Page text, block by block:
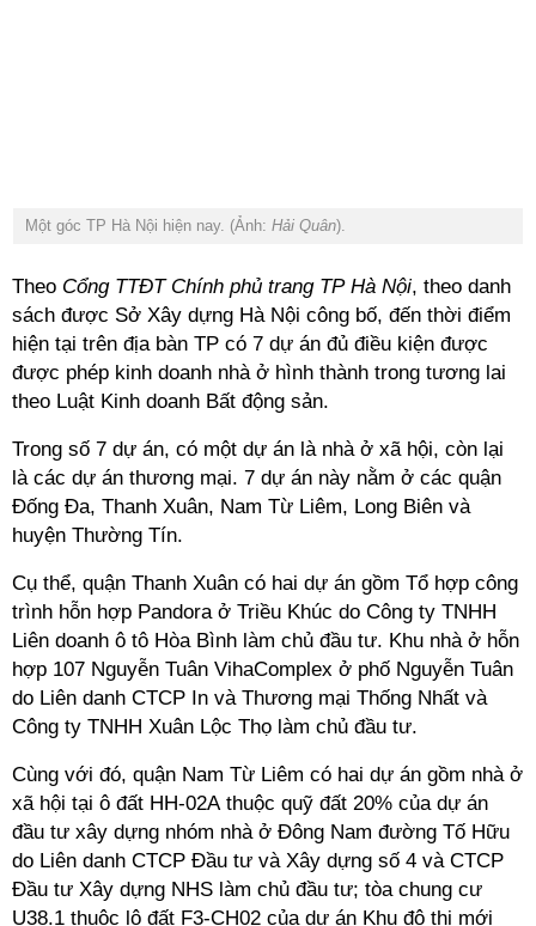
Một góc TP Hà Nội hiện nay. (Ảnh: Hải Quân).
Theo Cổng TTĐT Chính phủ trang TP Hà Nội, theo danh
sách được Sở Xây dựng Hà Nội công bố, đến thời điểm
hiện tại trên địa bàn TP có 7 dự án đủ điều kiện được
được phép kinh doanh nhà ở hình thành trong tương lai
theo Luật Kinh doanh Bất động sản.
Trong số 7 dự án, có một dự án là nhà ở xã hội, còn lại
là các dự án thương mại. 7 dự án này nằm ở các quận
Đống Đa, Thanh Xuân, Nam Từ Liêm, Long Biên và
huyện Thường Tín.
Cụ thể, quận Thanh Xuân có hai dự án gồm Tổ hợp công
trình hỗn hợp Pandora ở Triều Khúc do Công ty TNHH
Liên doanh ô tô Hòa Bình làm chủ đầu tư. Khu nhà ở hỗn
hợp 107 Nguyễn Tuân VihaComplex ở phố Nguyễn Tuân
do Liên danh CTCP In và Thương mại Thống Nhất và
Công ty TNHH Xuân Lộc Thọ làm chủ đầu tư.
Cùng với đó, quận Nam Từ Liêm có hai dự án gồm nhà ở
xã hội tại ô đất HH-02A thuộc quỹ đất 20% của dự án
đầu tư xây dựng nhóm nhà ở Đông Nam đường Tố Hữu
do Liên danh CTCP Đầu tư và Xây dựng số 4 và CTCP
Đầu tư Xây dựng NHS làm chủ đầu tư; tòa chung cư
U38.1 thuộc lô đất F3-CH02 của dự án Khu đô thị mới